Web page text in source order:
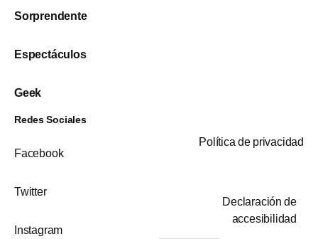
Sorprendente
Espectáculos
Geek
Redes Sociales
Facebook
Twitter
Instagram
Política de privacidad
Declaración de
accesibilidad